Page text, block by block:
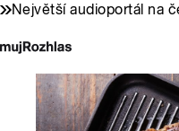
Největší audioportál na